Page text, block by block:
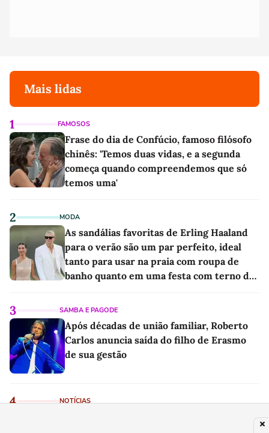
Mais lidas
1 FAMOSOS
Frase do dia de Confúcio, famoso filósofo
chinês: 'Temos duas vidas, e a segunda
começa quando compreendemos que só
temos uma'
2 MODA
As sandálias favoritas de Erling Haaland
para o verão são um par perfeito, ideal
tanto para usar na praia com roupa de
banho quanto em uma festa com terno de
3 SAMBA E PAGODE
Após décadas de união familiar, Roberto
Carlos anuncia saída do filho de Erasmo
de sua gestão
4 NOTÍCIAS